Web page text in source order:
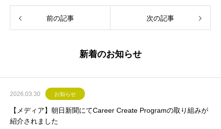
前の記事 次の記事
新着のお知らせ
2026.03.30 お知らせ
【メディア】朝日新聞にてCareer Create Programの取り組みが
紹介されました